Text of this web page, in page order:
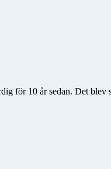
för 10 år sedan. Det